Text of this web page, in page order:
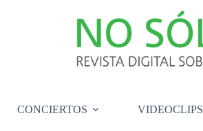
CONCIERTOS VIDEOCLIPS